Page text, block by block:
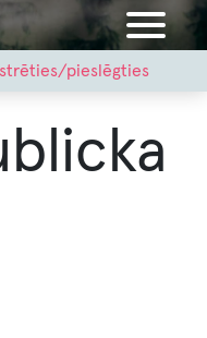
pieslēgties